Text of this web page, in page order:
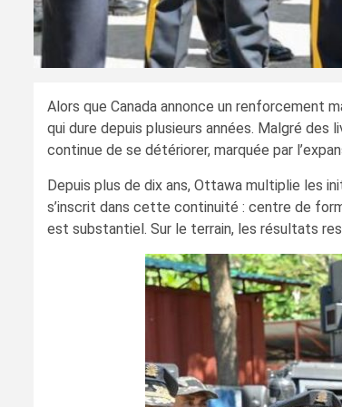
Alors que Canada annonce un renforcement
qui dure depuis plusieurs années. Malgré
continue de se détériorer, marquée par
Depuis plus de dix ans, Ottawa multiplie les
s’inscrit dans cette continuité : centre de
est substantiel. Sur le terrain, les résultats